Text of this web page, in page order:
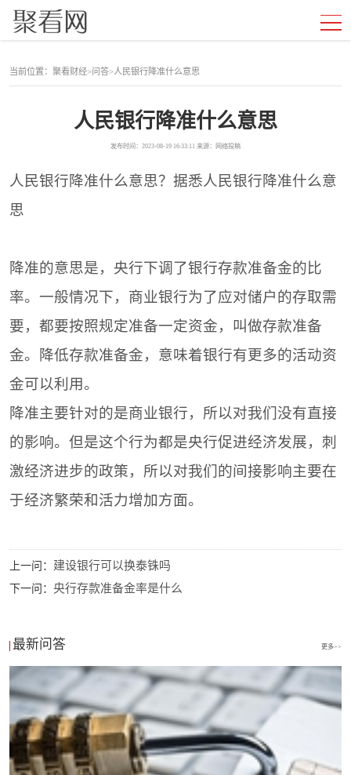
当前位置： 聚看财经>问答>人民银行降准什么意思
人民银行降准什么意思
发布时间：2023-08-19 16:33:11 来源：网络投稿
人民银行降准什么意思？据悉人民银行降准什么意
思
降准的意思是，央行下调了银行存款准备金的比
率。一般情况下，商业银行为了应对储户的存取需
要，都要按照规定准备一定资金，叫做存款准备
金。降低存款准备金，意味着银行有更多的活动资
金可以利用。
降准主要针对的是商业银行，所以对我们没有直接
的影响。但是这个行为都是央行促进经济发展，刺
激经济进步的政策，所以对我们的间接影响主要在
于经济繁荣和活力增加方面。
上一问： 建设银行可以换泰铢吗
下一问： 央行存款准备金率是什么
最新问答 更多>>